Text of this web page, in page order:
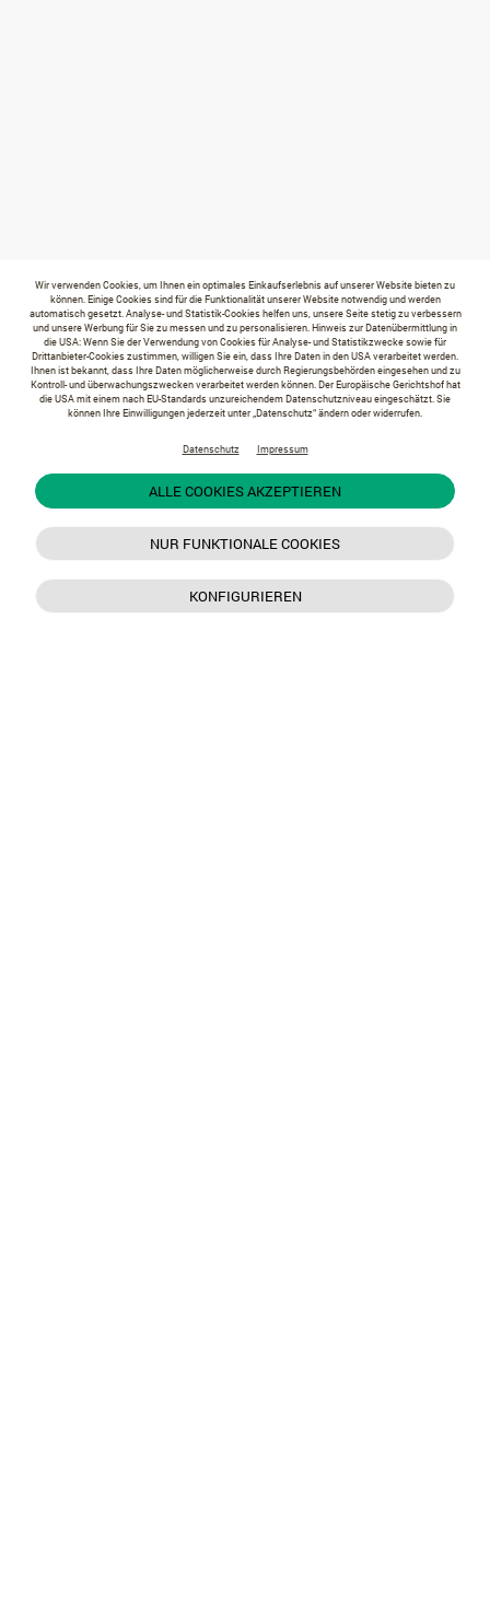
Wir verwenden Cookies, um Ihnen ein optimales Einkaufserlebnis auf unserer Website bieten zu
können. Einige Cookies sind für die Funktionalität unserer Website notwendig und werden
automatisch gesetzt. Analyse- und Statistik-Cookies helfen uns, unsere Seite stetig zu verbessern
und unsere Werbung für Sie zu messen und zu personalisieren. Hinweis zur Datenübermittlung in
die USA: Wenn Sie der Verwendung von Cookies für Analyse- und Statistikzwecke sowie für
Drittanbieter-Cookies zustimmen, willigen Sie ein, dass Ihre Daten in den USA verarbeitet werden.
Ihnen ist bekannt, dass Ihre Daten möglicherweise durch Regierungsbehörden eingesehen und zu
Kontroll- und überwachungszwecken verarbeitet werden können. Der Europäische Gerichtshof hat
die USA mit einem nach EU-Standards unzureichendem Datenschutzniveau eingeschätzt. Sie
können Ihre Einwilligungen jederzeit unter „Datenschutz“ ändern oder widerrufen.
Datenschutz Impressum
ALLE COOKIES AKZEPTIEREN
NUR FUNKTIONALE COOKIES
KONFIGURIEREN